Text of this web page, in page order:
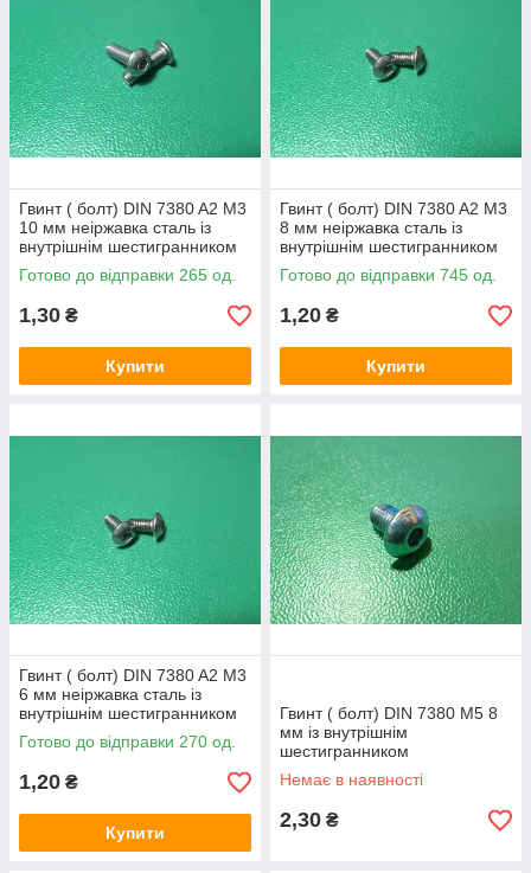
Гвинт ( болт) DIN 7380 A2 M3
10 мм неіржавка сталь із
внутрішнім шестигранником
Готово до відправки 265 од.
1,30 ₴
Купити
Гвинт ( болт) DIN 7380 A2 M3
8 мм неіржавка сталь із
внутрішнім шестигранником
Готово до відправки 745 од.
1,20 ₴
Купити
Гвинт ( болт) DIN 7380 A2 M3
6 мм неіржавка сталь із
внутрішнім шестигранником
Готово до відправки 270 од.
1,20 ₴
Купити
Гвинт ( болт) DIN 7380 M5 8
мм із внутрішнім
шестигранником
Немає в наявності
2,30 ₴